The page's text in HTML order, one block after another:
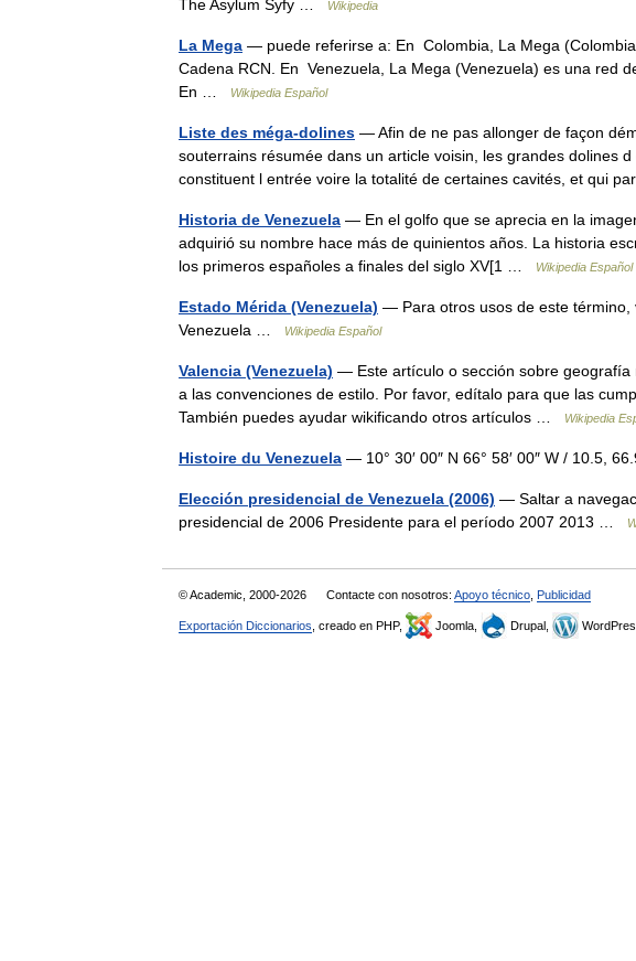
The Asylum Syfy …
Wikipedia
La Mega — puede referirse a: En Colombia, La Mega
Cadena RCN. En Venezuela, La Mega (Venezuela) es una red
En …
Wikipedia Español
Liste des méga-dolines — Afin de ne pas allonger de façon
souterrains résumée dans un article voisin, les grandes dolines
constituent l entrée voire la totalité de certaines cavités, et qui
Historia de Venezuela — En el golfo que se aprecia en la
adquirió su nombre hace más de quinientos años. La historia
los primeros españoles a finales del siglo XV[1 …
Wikipedia Español
Estado Mérida (Venezuela) — Para otros usos de este término,
Venezuela …
Wikipedia Español
Valencia (Venezuela) — Este artículo o sección sobre geografía
a las convenciones de estilo. Por favor, edítalo para que las
También puedes ayudar wikificando otros artículos …
Wikipedia
Histoire du Venezuela — 10° 30′ 00″ N 66° 58′ 00″ W / 10.5,
Elección presidencial de Venezuela (2006) — Saltar a
presidencial de 2006 Presidente para el período 2007 2013 …
© Academic, 2000-2026 Contacte con nosotros: Apoyo técnico Publicidad
Exportación Diccionarios , creado en PHP, Joomla, Drupal,